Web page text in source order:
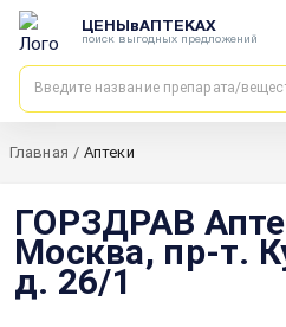
ЦЕНЫвАПТЕКАХ
поиск выгодных предложений
Главная / Аптеки
ГОРЗДРАВ
Москва, пр-т.
д. 26/1